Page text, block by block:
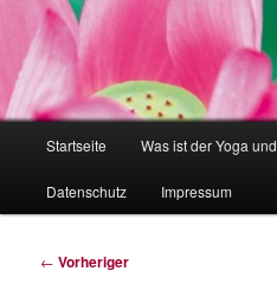
Startseite Was ist der Yoga
Datenschutz Impressum
Beitragsnavigation
← Vorheriger